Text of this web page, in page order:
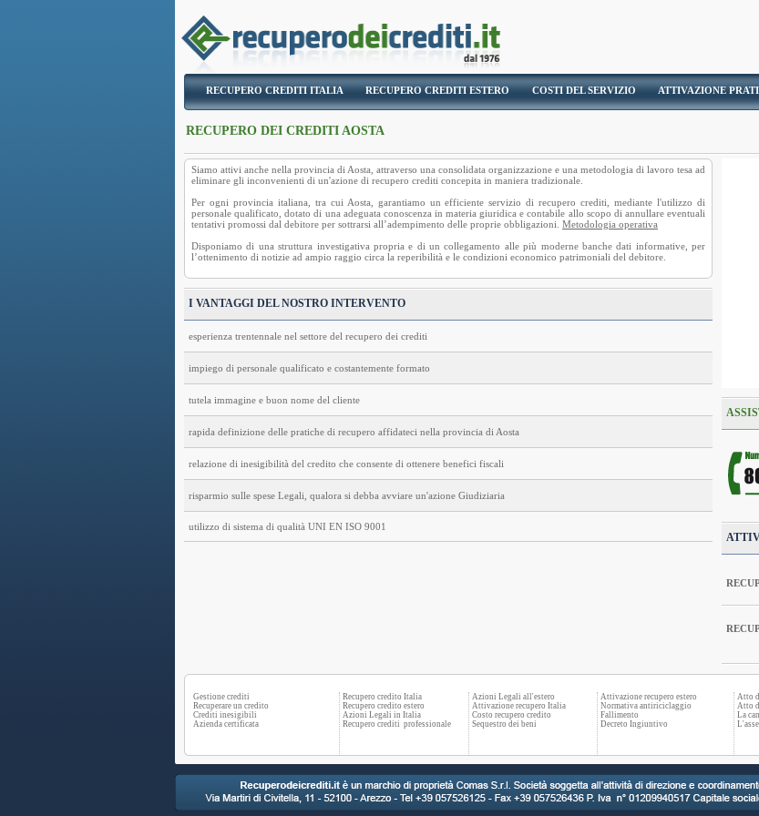
RECUPERO CREDITI ITALIA RECUPERO CREDITI ESTERO COSTI DEL SERVIZIO ATTIVAZIONE
RECUPERO DEI CREDITI AOSTA
Siamo attivi anche nella provincia di Aosta, attraverso una consolidata organizzazione e una metodologia di lavoro tesa ad
eliminare gli inconvenienti di un'azione di recupero crediti concepita in maniera tradizionale.
Per ogni provincia italiana, tra cui Aosta, garantiamo un efficiente servizio di recupero crediti, mediante l'utilizzo di
personale qualificato, dotato di una adeguata conoscenza in materia giuridica e contabile allo scopo di annullare eventuali
tentativi promossi dal debitore per sottrarsi all’adempimento delle proprie obbligazioni. Metodologia operativa
Disponiamo di una struttura investigativa propria e di un collegamento alle più moderne banche dati informative, per
l’ottenimento di notizie ad ampio raggio circa la reperibilità e le condizioni economico patrimoniali del debitore.
I VANTAGGI DEL NOSTRO INTERVENTO
esperienza trentennale nel settore del recupero dei crediti
impiego di personale qualificato e costantemente formato
tutela immagine e buon nome del cliente
rapida definizione delle pratiche di recupero affidateci nella provincia di Aosta
relazione di inesigibilità del credito che consente di ottenere benefici fiscali
risparmio sulle spese Legali, qualora si debba avviare un'azione Giudiziaria
utilizzo di sistema di qualità UNI EN ISO 9001
Gestione crediti
Recuperare un credito
Crediti inesigibili
Azienda certificata
Recupero credito Italia
Recupero credito estero
Azioni Legali in Italia
Recupero crediti professionale
Azioni Legali all'estero
Attivazione recupero Italia
Costo recupero credito
Sequestro dei beni
Attivazione recupero estero
Normativa antiriciclaggio
Fallimento
Decreto Ingiuntivo
Atto
Atto
La